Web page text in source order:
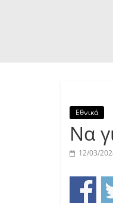
Εθνικά
Να
12/03/